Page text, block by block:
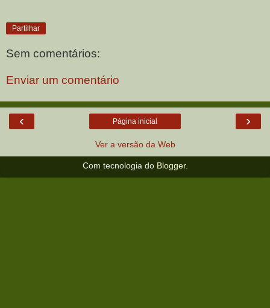
Partilhar
Sem comentários:
Enviar um comentário
‹ ›
Página inicial
Ver a versão da Web
Com tecnologia do Blogger.